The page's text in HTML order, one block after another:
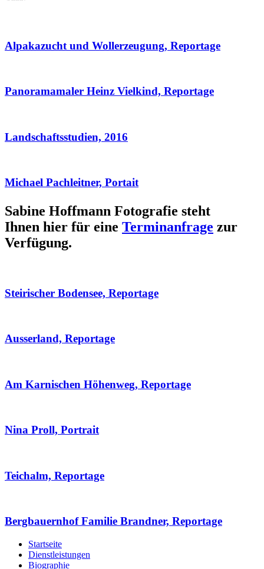
Alpakazucht und Wollerzeugung, Reportage
Panoramamaler Heinz Vielkind, Reportage
Landschaftsstudien, 2016
Michael Pachleitner, Portait
Sabine Hoffmann Fotografie steht
Ihnen hier für eine Terminanfrage zur
Verfügung.
Steirischer Bodensee, Reportage
Ausserland, Reportage
Am Karnischen Höhenweg, Reportage
Nina Proll, Portrait
Teichalm, Reportage
Bergbauernhof Familie Brandner, Reportage
Startseite
Dienstleistungen
Biographie